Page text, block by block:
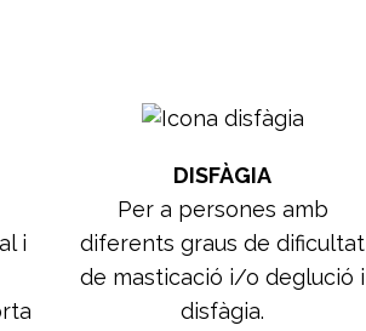
i
DISFÀGIA
Per a persones amb
diferents graus de dificultat
de masticació i/o deglució i
disfàgia.